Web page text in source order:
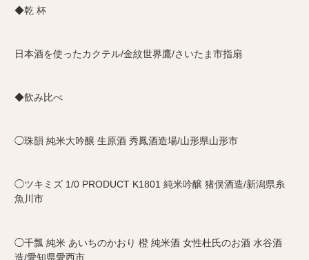
◆乾 杯
日本酒を使ったカクテル/金紋世界鷹/さいたま市指扇
◆飲み比べ
◯珠韻 純米大吟醸 生原酒 秀鳳酒造場/山形県山形市
◯ツキミズ 1/0 PRODUCT K1801 純米吟醸 猪俣酒造/新潟県糸
魚川市
◯千瓢 純米 あいちのかおり 橙 純米酒 女性杜氏のお酒 水谷酒
造/愛知県愛西市